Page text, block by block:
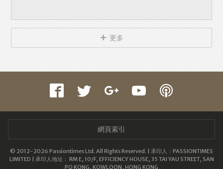
更多
網頁索引
© 2012-2026 Passiontimes Ltd. All Rights Reserved. | 承印人：PASSIONTIMES
LIMITED | 承印人地址： RM E, 10/F, EFFICIENCY HOUSE, 35 TAI YAU STREET, SAN
PO KONG, KOWLOON, HONG KONG